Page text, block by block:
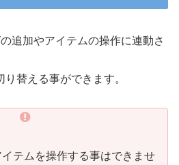
追加やアイテムの操作に連動さ
替える事ができます。
テムを操作する事はできませ